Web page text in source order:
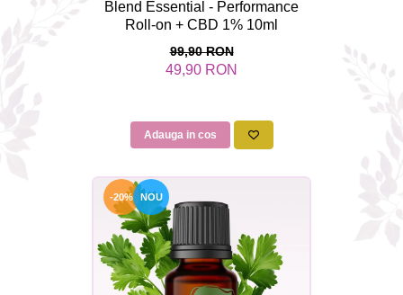
Blend Essential - Performance
Roll-on + CBD 1% 10ml
99,90 RON
49,90 RON
Adauga in cos
-20% NOU